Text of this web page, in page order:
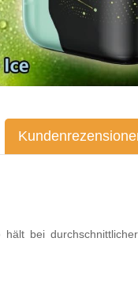
hält bei